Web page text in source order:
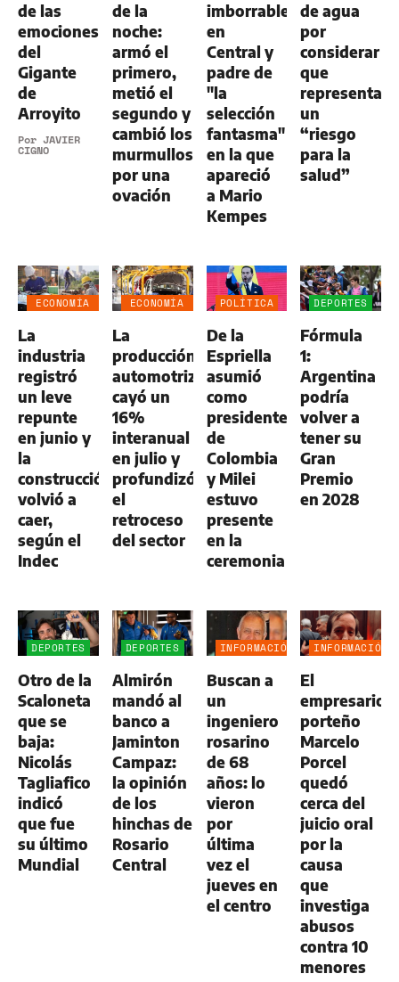
de las
emociones
del
Gigante
de
Arroyito
Por JAVIER
CIGNO
de la
noche:
armó el
primero,
metió el
segundo y
cambió los
murmullos
por una
ovación
imborrable
en
Central y
padre de
"la
selección
fantasma"
en la que
apareció
a Mario
Kempes
de agua
por
considerar
que
representa
un
“riesgo
para la
salud”
ECONOMÍA
La
industria
registró
un leve
repunte
en junio y
la
construcción
volvió a
caer,
según el
Indec
ECONOMÍA
La
producción
automotriz
cayó un
16%
interanual
en julio y
profundizó
el
retroceso
del sector
POLÍTICA
De la
Espriella
asumió
como
presidente
de
Colombia
y Milei
estuvo
presente
en la
ceremonia
DEPORTES
Fórmula
1:
Argentina
podría
volver a
tener su
Gran
Premio
en 2028
DEPORTES
Otro de la
Scaloneta
que se
baja:
Nicolás
Tagliafico
indicó
que fue
su último
Mundial
DEPORTES
Almirón
mandó al
banco a
Jaminton
Campaz:
la opinión
de los
hinchas de
Rosario
Central
INFORMACIÓN
Buscan a
un
ingeniero
rosarino
de 68
años: lo
vieron
por
última
vez el
jueves en
el centro
INFORMACIÓN
El
empresario
porteño
Marcelo
Porcel
quedó
cerca del
juicio oral
por la
causa
que
investiga
abusos
contra 10
menores